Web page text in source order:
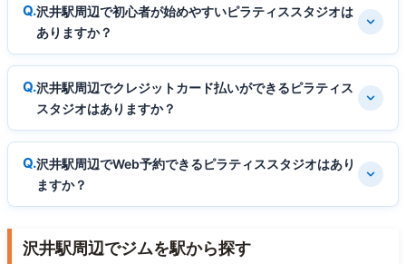
沢井駅周辺で初心者が始めやすいピラティススタジオは
ありますか？
沢井駅周辺でクレジットカード払いができるピラティス
スタジオはありますか？
沢井駅周辺でWeb予約できるピラティススタジオはあり
ますか？
沢井駅周辺でジムを駅から探す